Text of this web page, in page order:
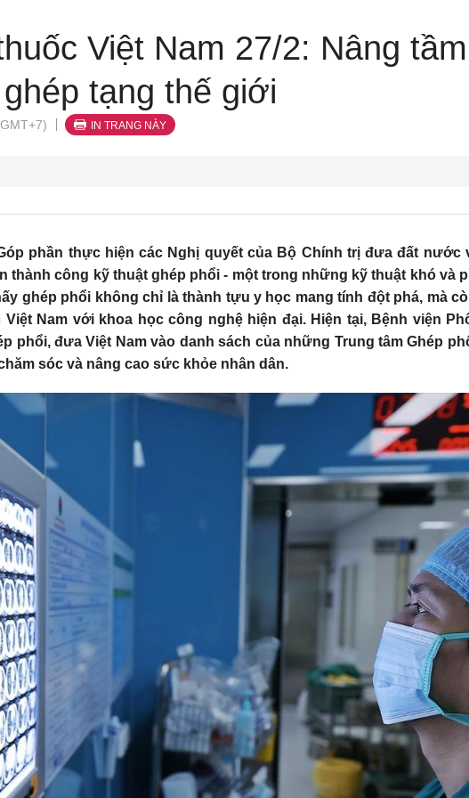
Việt Nam 27/2: Nâng
tạng thế giới
IN TRANG NÀY
Góp phần thực hiện các Nghị quyết của Bộ Chính trị đưa đất
thành công kỹ thuật ghép phổi - một trong những kỹ thuật khó và
ghép phổi không chỉ là thành tựu y học mang tính đột phá, mà
Nam với khoa học công nghệ hiện đại. Hiện tại, Bệnh viện
phổi, đưa Việt Nam vào danh sách của những Trung tâm Ghép
sóc và nâng cao sức khỏe nhân dân.